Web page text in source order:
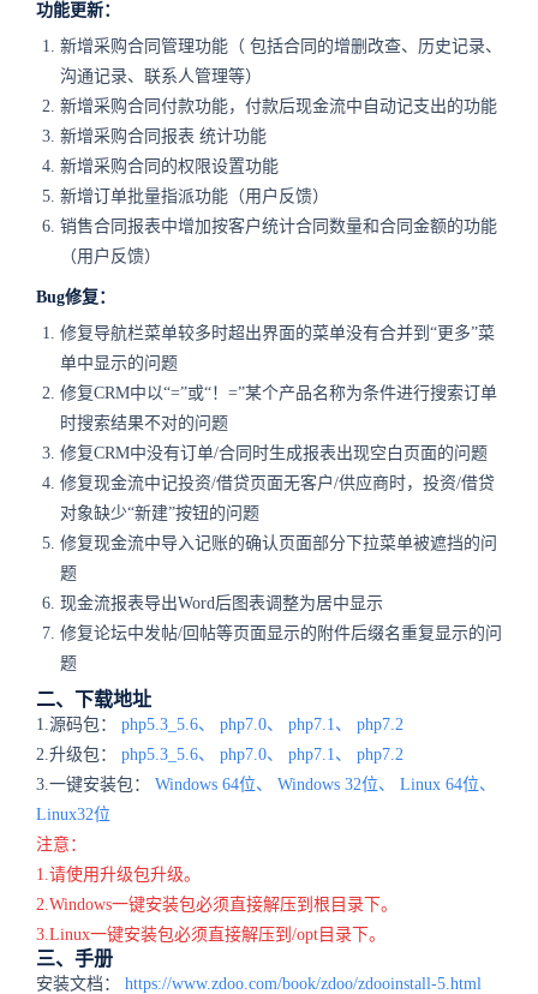
功能更新：
新增采购合同管理功能（ 包括合同的增删改查、历史记录、
沟通记录、联系人管理等）
新增采购合同付款功能，付款后现金流中自动记支出的功能
新增采购合同报表 统计功能
新增采购合同的权限设置功能
新增订单批量指派功能（用户反馈）
销售合同报表中增加按客户统计合同数量和合同金额的功能
（用户反馈）
Bug修复：
修复导航栏菜单较多时超出界面的菜单没有合并到“更多”菜
单中显示的问题
修复CRM中以“=”或“！=”某个产品名称为条件进行搜索订单
时搜索结果不对的问题
修复CRM中没有订单/合同时生成报表出现空白页面的问题
修复现金流中记投资/借贷页面无客户/供应商时，投资/借贷
对象缺少“新建”按钮的问题
修复现金流中导入记账的确认页面部分下拉菜单被遮挡的问
题
现金流报表导出Word后图表调整为居中显示
修复论坛中发帖/回帖等页面显示的附件后缀名重复显示的问
题
二、下载地址
1.源码包： php5.3_5.6、 php7.0、 php7.1、
php7.2
2.升级包： php5.3_5.6、 php7.0、 php7.1、
php7.2
3.一键安装包： Windows 64位、 Windows 32位、
Linux 64位、
Linux32位
注意：
1.请使用升级包升级。
2.Windows一键安装包必须直接解压到根目录下。
3.Linux一键安装包必须直接解压到/opt目录下。
三、手册
安装文档： https://www.zdoo.com/book/zdoo/zdooinstall-5.html